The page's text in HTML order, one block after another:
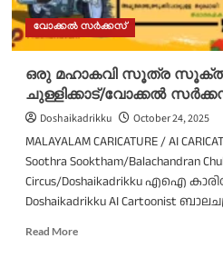
വോക്കൽ സർക്കസ്
ഒരു മഹാകവി സൂത്ര
ചുള്ളിക്കാട്/വോക്കൽ
Doshaikadrikku October 24, 2025
MALAYALAM CARICATURE / AI
Soothra Sooktham/Balachandran
Circus/Doshaikadrikku എഐ
Doshaikadrikku AI Cartoonist
Read MoreRead